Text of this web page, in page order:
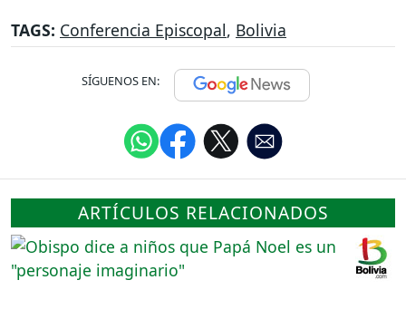
TAGS: Conferencia Episcopal, Bolivia
SÍGUENOS EN:
ARTÍCULOS RELACIONADOS